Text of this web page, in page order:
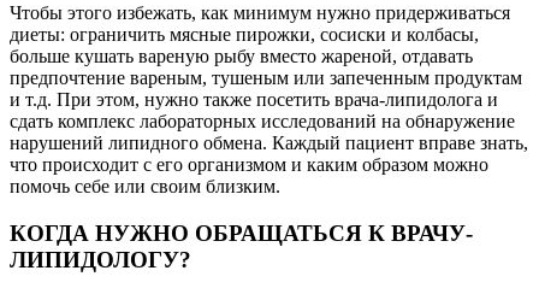
Чтобы этого избежать, как минимум нужно придерживаться
диеты: ограничить мясные пирожки, сосиски и колбасы,
больше кушать вареную рыбу вместо жареной, отдавать
предпочтение вареным, тушеным или запеченным продуктам
и т.д. При этом, нужно также посетить врача-липидолога и
сдать комплекс лабораторных исследований на обнаружение
нарушений липидного обмена. Каждый пациент вправе знать,
что происходит с его организмом и каким образом можно
помочь себе или своим близким.
КОГДА НУЖНО ОБРАЩАТЬСЯ К ВРАЧУ-
ЛИПИДОЛОГУ?